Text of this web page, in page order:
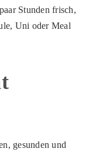
Stunden frisch,
Uni oder Meal
gesunden und